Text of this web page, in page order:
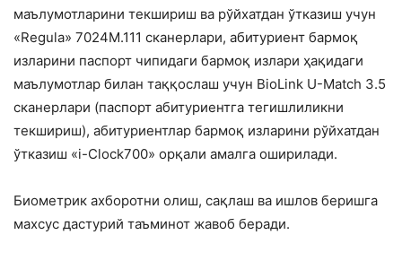
маълумотларини текшириш ва рўйхатдан ўтказиш учун
«Regula» 7024М.111 сканерлари, абитуриент бармоқ
изларини паспорт чипидаги бармоқ излари ҳақидаги
маълумотлар билан таққослаш учун BioLink U-Match 3.5
сканерлари (паспорт абитуриентга тегишлиликни
текшириш), абитуриентлар бармоқ изларини рўйхатдан
ўтказиш «i-Clock700» орқали амалга оширилади.
Биометрик ахборотни олиш, сақлаш ва ишлов беришга
махсус дастурий таъминот жавоб беради.